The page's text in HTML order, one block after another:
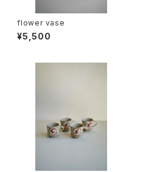
flower vase
¥5,500